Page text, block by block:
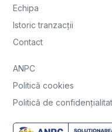
Echipa
Istoric tranzacții
Contact
ANPC
Politică cookies
Politică de